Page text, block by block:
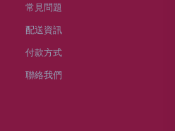
常見問題
配送資訊
付款方式
聯絡我們